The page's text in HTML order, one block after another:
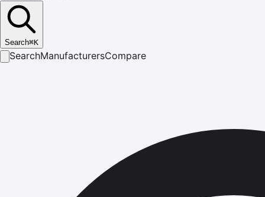
Search⌘K
SearchManufacturersCompare